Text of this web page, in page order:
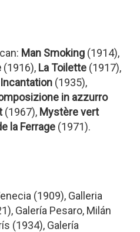
Man Smoking (1914),
(1916), La Toilette (1917),
Incantation (1935),
in azzurro
(1967), Mystère vert
la Ferrage (1971).
(1909), Galleria
Galería Pesaro, Milán
(1934), Galería